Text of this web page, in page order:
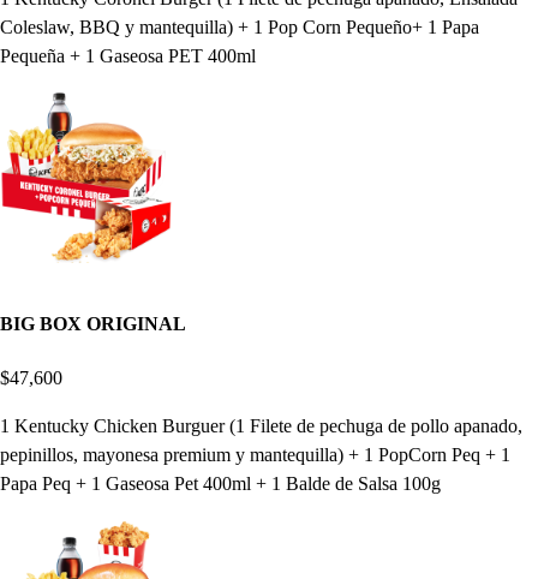
Coleslaw, BBQ y mantequilla) + 1 Pop Corn Pequeño+ 1 Papa
Pequeña + 1 Gaseosa PET 400ml
BIG BOX ORIGINAL
$47,600
1 Kentucky Chicken Burguer (1 Filete de pechuga de pollo apanado,
pepinillos, mayonesa premium y mantequilla) + 1 PopCorn Peq + 1
Papa Peq + 1 Gaseosa Pet 400ml + 1 Balde de Salsa 100g